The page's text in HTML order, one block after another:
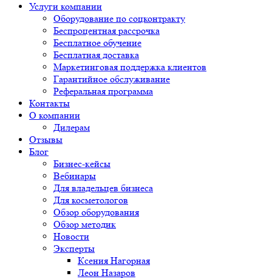
Услуги компании
Оборудование по соцконтракту
Беспроцентная рассрочка
Бесплатное обучение
Бесплатная доставка
Маркетинговая поддержка клиентов
Гарантийное обслуживание
Реферальная программа
Контакты
О компании
Дилерам
Отзывы
Блог
Бизнес-кейсы
Вебинары
Для владельцев бизнеса
Для косметологов
Обзор оборудования
Обзор методик
Новости
Эксперты
Ксения Нагорная
Леон Назаров